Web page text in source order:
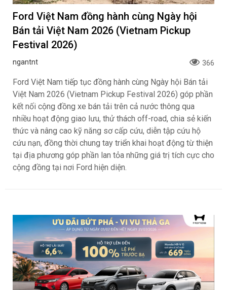
Ford Việt Nam đồng hành cùng Ngày hội
Bán tải Việt Nam 2026 (Vietnam Pickup
Festival 2026)
ngantnt 366
Ford Việt Nam tiếp tục đồng hành cùng Ngày hội Bán tải
Việt Nam 2026 (Vietnam Pickup Festival 2026) góp phần
kết nối cộng đồng xe bán tải trên cả nước thông qua
nhiều hoạt động giao lưu, thử thách off-road, chia sẻ kiến
thức và nâng cao kỹ năng sơ cấp cứu, diễn tập cứu hộ
cứu nạn, đồng thời chung tay triển khai hoạt động từ thiện
tại địa phương góp phần lan tỏa những giá trị tích cực cho
cộng đồng tại nơi Ford hiện diện.